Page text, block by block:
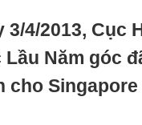
3/4/2013, Cục
Năm góc
cho